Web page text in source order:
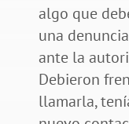
algo que
una
ante la
Debieron
llamarla,